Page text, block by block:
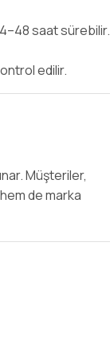
saat sürebilir.
edilir.
Müşteriler,
de marka